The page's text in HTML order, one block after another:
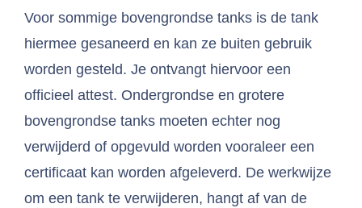
Voor sommige bovengrondse tanks is de tank
hiermee gesaneerd en kan ze buiten gebruik
worden gesteld. Je ontvangt hiervoor een
officieel attest. Ondergrondse en grotere
bovengrondse tanks moeten echter nog
verwijderd of opgevuld worden vooraleer een
certificaat kan worden afgeleverd. De werkwijze
om een tank te verwijderen, hangt af van de